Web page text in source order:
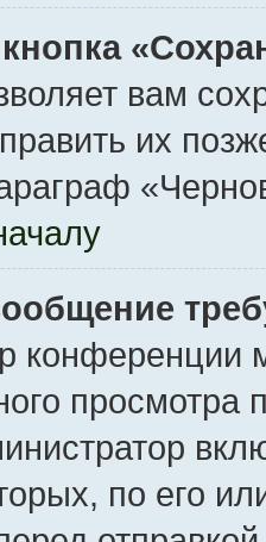
кнопка
вам
их
конференции
по его